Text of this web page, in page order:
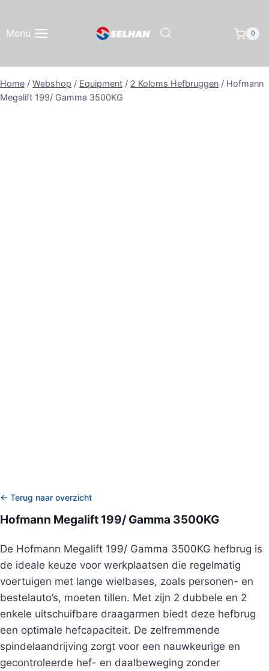
inhoud
Menu 0
Home / Webshop / Equipment / 2 Koloms Hefbruggen / Hofmann
Megalift 199/ Gamma 3500KG
← Terug naar overzicht
Hofmann Megalift 199/ Gamma 3500KG
De Hofmann Megalift 199/ Gamma 3500KG hefbrug is
de ideale keuze voor werkplaatsen die regelmatig
voertuigen met lange wielbases, zoals personen- en
bestelauto’s, moeten tillen. Met zijn 2 dubbele en 2
enkele uitschuifbare draagarmen biedt deze hefbrug
een optimale hefcapaciteit. De zelfremmende
spindelaandrijving zorgt voor een nauwkeurige en
gecontroleerde hef- en daalbeweging zonder